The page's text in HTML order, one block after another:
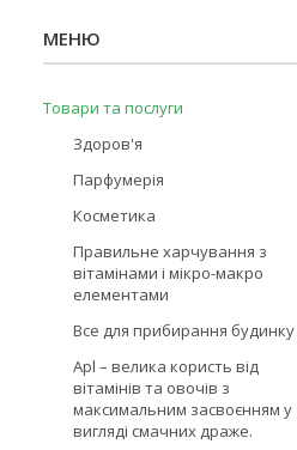
Товари та послуги
Здоров'я
Парфумерія
Косметика
Правильне харчування з
вітамінами і мікро-макро
елементами
Все для прибирання будинку
Apl – велика користь від
вітамінів та овочів з
максимальним засвоєнням у
вигляді смачних драже.